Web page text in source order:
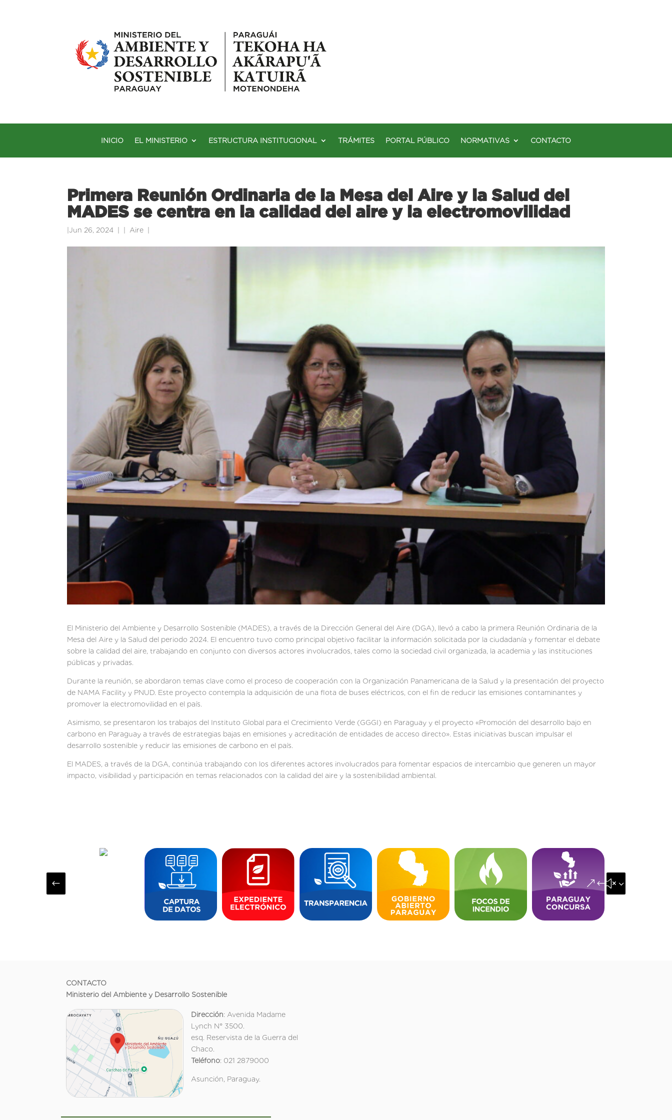
INICIO EL MINISTERIO ESTRUCTURA INSTITUCIONAL TRÁMITES PORTAL PÚBLICO NORMATIVAS CONTACTO
Primera Reunión Ordinaria de la Mesa del Aire y la Salud del
MADES se centra en la calidad del aire y la electromovilidad
|Jun 26, 2024 Aire
El Ministerio del Ambiente y Desarrollo Sostenible (MADES), a través de la Dirección General del Aire (DGA), llevó a cabo la primera Reunión Ordinaria de la
Mesa del Aire y la Salud del periodo 2024. El encuentro tuvo como principal objetivo facilitar la información solicitada por la ciudadanía y fomentar el debate
sobre la calidad del aire, trabajando en conjunto con diversos actores involucrados, tales como la sociedad civil organizada, la academia y las instituciones
públicas y privadas.
Durante la reunión, se abordaron temas clave como el proceso de cooperación con la Organización Panamericana de la Salud y la presentación del proyecto
de NAMA Facility y PNUD. Este proyecto contempla la adquisición de una flota de buses eléctricos, con el fin de reducir las emisiones contaminantes y
promover la electromovilidad en el país.
Asimismo, se presentaron los trabajos del Instituto Global para el Crecimiento Verde (GGGI) en Paraguay y el proyecto «Promoción del desarrollo bajo en
carbono en Paraguay a través de estrategias bajas en emisiones y acreditación de entidades de acceso directo». Estas iniciativas buscan impulsar el
desarrollo sostenible y reducir las emisiones de carbono en el país.
El MADES, a través de la DGA, continúa trabajando con los diferentes actores involucrados para fomentar espacios de intercambio que generen un mayor
impacto, visibilidad y participación en temas relacionados con la calidad del aire y la sostenibilidad ambiental.
# &#x35;
CONTACTO
Ministerio del Ambiente y Desarrollo Sostenible
Dirección: Avenida Madame
Lynch N° 3500.
esq. Reservista de la Guerra del
Chaco.
Teléfono: 021 2879000
Asunción, Paraguay.